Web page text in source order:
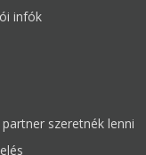
infók
szeretnék lenni